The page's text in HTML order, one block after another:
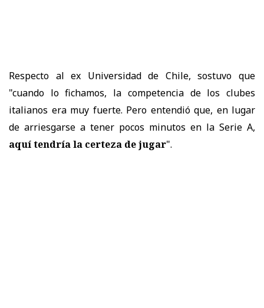
Respecto al ex Universidad de Chile, sostuvo que
"cuando lo fichamos, la competencia de los clubes
italianos era muy fuerte. Pero entendió que, en lugar
de arriesgarse a tener pocos minutos en la Serie A,
aquí tendría la certeza de jugar".